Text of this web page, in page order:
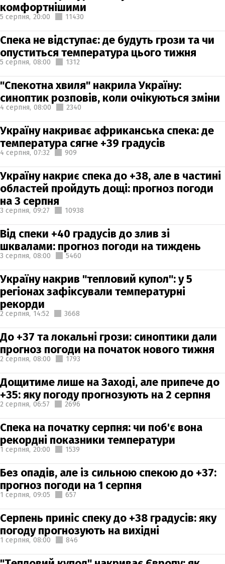
комфортнішими
5 серпня, 20:00 11430
Спека не відступає: де будуть грози та чи
опуститься температура цього тижня
5 серпня, 08:00 1312
"Спекотна хвиля" накрила Україну:
синоптик розповів, коли очікуються зміни
4 серпня, 08:00 2340
Україну накриває африканська спека: де
температура сягне +39 градусів
4 серпня, 07:32 909
Україну накриє спека до +38, але в частині
областей пройдуть дощі: прогноз погоди
на 3 серпня
3 серпня, 09:27 10938
Від спеки +40 градусів до злив зі
шквалами: прогноз погоди на тиждень
3 серпня, 08:00 5460
Україну накрив "тепловий купол": у 5
регіонах зафіксували температурні
рекорди
2 серпня, 14:52 3668
До +37 та локальні грози: синоптики дали
прогноз погоди на початок нового тижня
2 серпня, 08:00 1793
Дощитиме лише на Заході, але припече до
+35: яку погоду прогнозують на 2 серпня
2 серпня, 06:57 2696
Спека на початку серпня: чи поб'є вона
рекордні показники температури
1 серпня, 20:00 1539
Без опадів, але із сильною спекою до +37:
прогноз погоди на 1 серпня
1 серпня, 09:05 657
Серпень приніс спеку до +38 градусів: яку
погоду прогнозують на вихідні
1 серпня, 08:00 846